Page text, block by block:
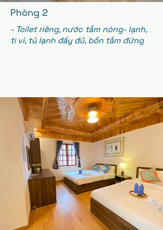
Phòng 2
- Toilet riêng, nước tắm nóng- lạnh,
ti vi, tủ lạnh đầy đủ, bồn tắm đứng